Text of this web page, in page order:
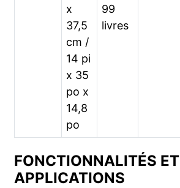
x
37,5
cm /
14 pi
x 35
po x
14,8
po
99
livres
FONCTIONNALITÉS ET
APPLICATIONS